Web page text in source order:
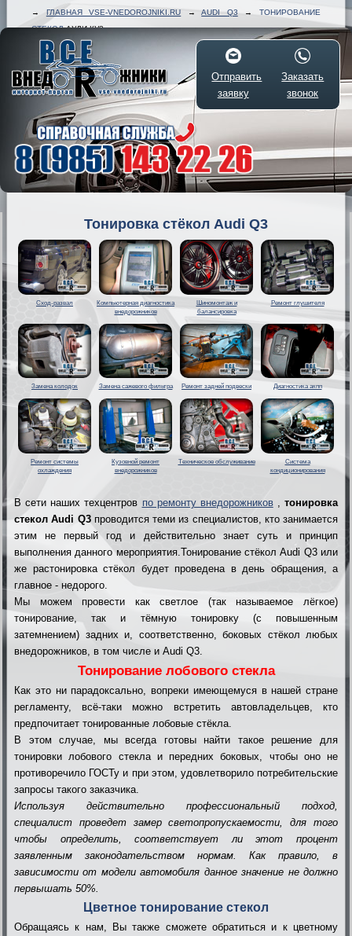
→ ГЛАВНАЯ VSE-VNEDOROJNIKI.RU →AUDI Q3→ ТОНИРОВАНИЕ
СТЕКОЛАУДИ КУ3
Отправить
заявку
Заказать
звонок
Тонировка стёкол Audi Q3
Сход-развал
Компьютерная диагностика
внедорожников
Шиномонтаж и
балансировка
Ремонт глушителя
Замена колодок Замена сажевого фильтра Ремонт задней подвески Диагностика акпп
Ремонт системы
охлаждения
Кузовной ремонт
внедорожников
Техническое обслуживание
Система
кондиционирования
В сети наших техцентров по ремонту внедорожников, тонировка
стекол Audi Q3проводится теми из специалистов, кто занимается
этим не первый год и действительно знает суть и принцип
выполнения данного мероприятия.Тонирование стёкол Audi Q3 или
же растонировка стёкол будет проведена в день обращения, а
главное - недорого.
Мы можем провести как светлое (так называемое лёгкое)
тонирование, так и тёмную тонировку (с повышенным
затемнением) задних и, соответственно, боковых стёкол любых
внедорожников, в том числе и Audi Q3.
Тонирование лобового стекла
Как это ни парадоксально, вопреки имеющемуся в нашей стране
регламенту, всё-таки можно встретить автовладельцев, кто
предпочитает тонированные лобовые стёкла.
В этом случае, мы всегда готовы найти такое решение для
тонировки лобового стекла и передних боковых, чтобы оно не
противоречило ГОСТу и при этом, удовлетворило потребительские
запросы такого заказчика.
Используя действительно профессиональный подход,
специалист проведет замер светопропускаемости, для того
чтобы определить, соответствует ли этот процент
заявленным законодательством нормам. Как правило, в
зависимости от модели автомобиля данное значение не должно
первышать 50%.
Цветное тонирование стекол
Обращаясь к нам, Вы также сможете обратиться и к цветному